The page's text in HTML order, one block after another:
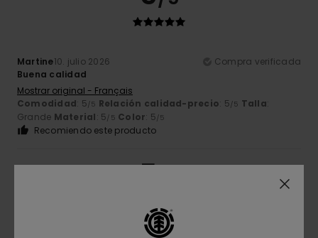
Martine10. julio 2026
Compra verificada
Buena calidad
Mostrar original - Français
Comodidad: 5/5 Relación calidad-precio: 5/5 Talla:
Grande Material: 5/5 Color: 5/5
Recomiendo este producto
5